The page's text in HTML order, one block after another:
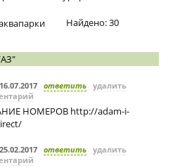
Найдено: 30
16.07.2017 ответить удалить
НОМЕРОВ http://adam-i-
25.02.2017 ответить удалить